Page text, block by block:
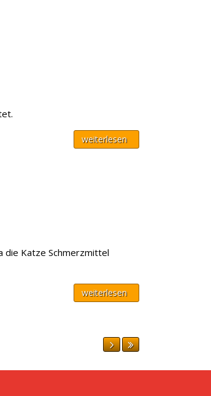
weiterlesen
die Katze Schmerzmittel
weiterlesen